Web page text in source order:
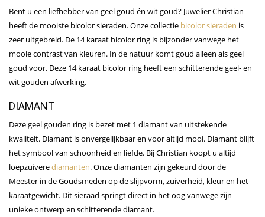
Bent u een liefhebber van geel goud én wit goud? Juwelier Christian
heeft de mooiste bicolor sieraden. Onze collectie bicolor sieraden is
zeer uitgebreid. De 14 karaat bicolor ring is bijzonder vanwege het
mooie contrast van kleuren. In de natuur komt goud alleen als geel
goud voor. Deze 14 karaat bicolor ring heeft een schitterende geel- en
wit gouden afwerking.
DIAMANT
Deze geel gouden ring is bezet met 1 diamant van uitstekende
kwaliteit. Diamant is onvergelijkbaar en voor altijd mooi. Diamant blijft
het symbool van schoonheid en liefde. Bij Christian koopt u altijd
loepzuiverediamanten. Onze diamanten zijn gekeurd door de
Meester in de Goudsmeden op de slijpvorm, zuiverheid, kleur en het
karaatgewicht. Dit sieraad springt direct in het oog vanwege zijn
unieke ontwerp en schitterende diamant.